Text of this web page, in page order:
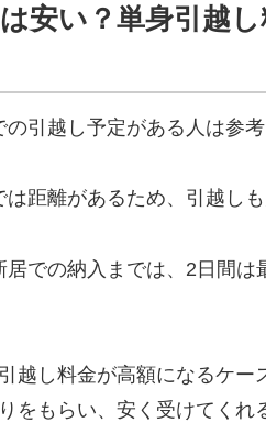
安い？単身引越
引越し予定がある人は参考
距離があるため、引越しも
での納入までは、2日間は
越し料金が高額になるケー
をもらい、安く受けてくれ